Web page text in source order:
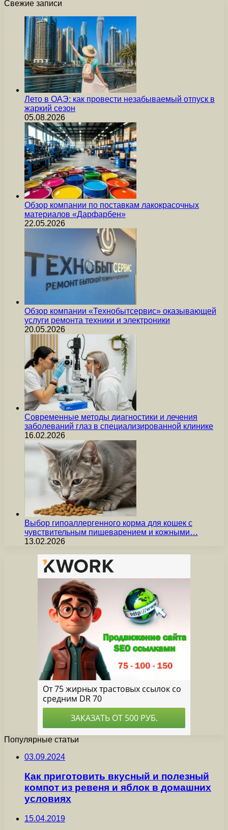
Свежие записи
Лето в ОАЭ: как провести незабываемый отпуск в
жаркий сезон
05.08.2026
Обзор компании по поставкам лакокрасочных
материалов «Дарфарбен»
22.05.2026
Обзор компании «Технобытсервис» оказывающей
услуги ремонта техники и электроники
20.05.2026
Современные методы диагностики и лечения
заболеваний глаз в специализированной клинике
16.02.2026
Выбор гипоаллергенного корма для кошек с
чувствительным пищеварением и кожными…
13.02.2026
Популярные статьи
03.09.2024
Как приготовить вкусный и полезный
компот из ревеня и яблок в домашних
условиях
15.04.2019